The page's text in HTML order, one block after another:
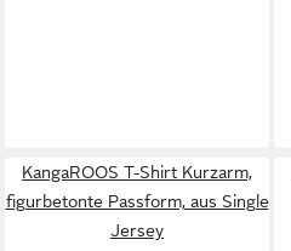
KangaROOS T-Shirt Kurzarm,
figurbetonte Passform, aus Single
Jersey